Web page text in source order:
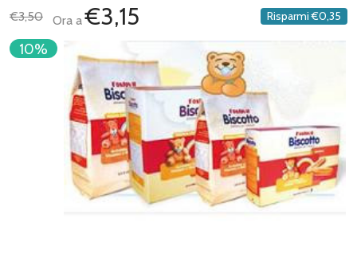
DEI
€3,50 Ora a€3,15 Risparmi €0,35
10%